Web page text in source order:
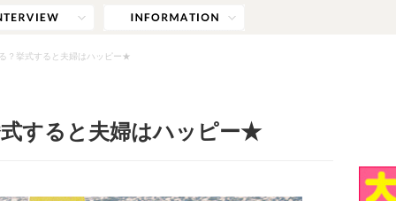
？挙式すると夫婦はハッピー★
すると夫婦はハッピー★